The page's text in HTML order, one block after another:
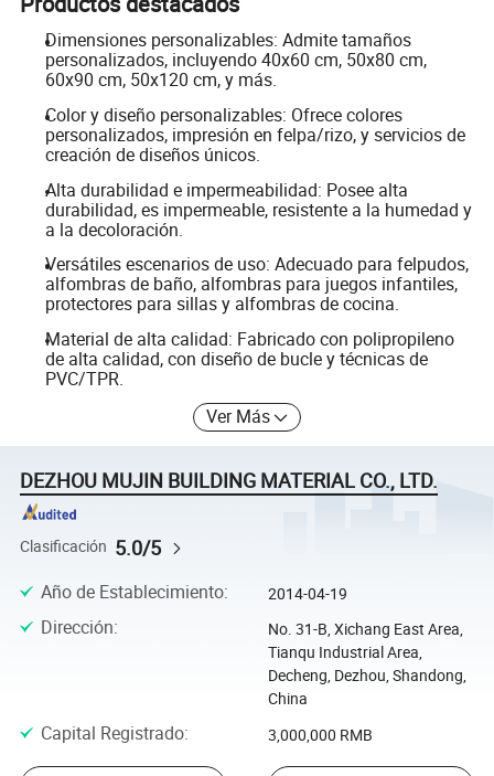
Dimensiones personalizables: Admite tamaños
personalizados, incluyendo 40x60 cm, 50x80 cm,
60x90 cm, 50x120 cm, y más.
Color y diseño personalizables: Ofrece colores
personalizados, impresión en felpa/rizo, y servicios de
creación de diseños únicos.
Alta durabilidad e impermeabilidad: Posee alta
durabilidad, es impermeable, resistente a la humedad y
a la decoloración.
Versátiles escenarios de uso: Adecuado para felpudos,
alfombras de baño, alfombras para juegos infantiles,
protectores para sillas y alfombras de cocina.
Material de alta calidad: Fabricado con polipropileno
de alta calidad, con diseño de bucle y técnicas de
PVC/TPR.
Ver Más
DEZHOU MUJIN BUILDING MATERIAL CO., LTD.
Clasificación 5.0/5
Año de Establecimiento: 2014-04-19
Dirección:
No. 31-B, Xichang East Area,
Tianqu Industrial Area,
Decheng, Dezhou, Shandong,
China
Capital Registrado: 3,000,000 RMB